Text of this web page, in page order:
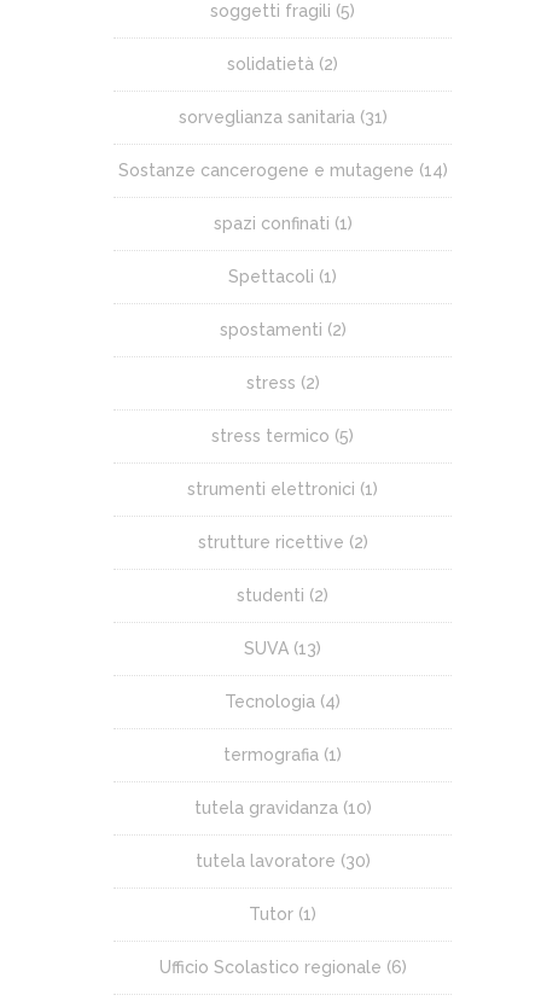
soggetti fragili (5)
solidatietà (2)
sorveglianza sanitaria(31)
Sostanze cancerogene e mutagene (14)
spazi confinati (1)
Spettacoli (1)
spostamenti (2)
stress (2)
stress termico (5)
strumenti elettronici (1)
strutture ricettive (2)
studenti (2)
SUVA (13)
Tecnologia (4)
termografia (1)
tutela gravidanza(10)
tutela lavoratore (30)
Tutor (1)
Ufficio Scolastico regionale (6)